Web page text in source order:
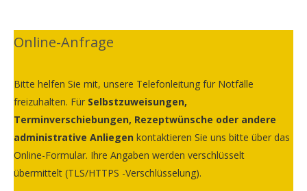
Online-Anfrage
Bitte helfen Sie mit, unsere Telefonleitung für Notfälle
freizuhalten. Für Selbstzuweisungen,
Terminverschiebungen, Rezeptwünsche oder andere
administrative Anliegen kontaktieren Sie uns bitte über das
Online-Formular. Ihre Angaben werden verschlüsselt
übermittelt (TLS/HTTPS -Verschlüsselung).